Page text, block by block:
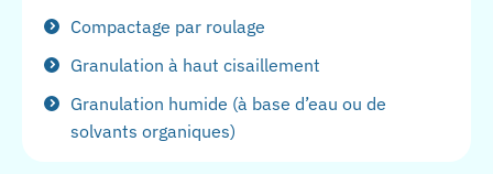
Compactage par roulage
Granulation à haut cisaillement
Granulation humide (à base d’eau ou de
solvants organiques)